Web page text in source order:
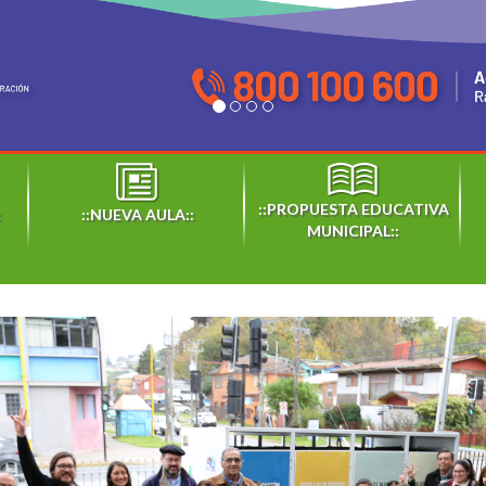
::NUEVA AULA::
::PROPUESTA EDUCATIVA
MUNICIPAL::